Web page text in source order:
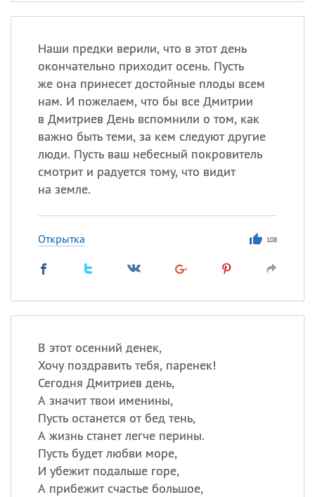
Наши предки верили, что в этот день
окончательно приходит осень. Пусть
же она принесет достойные плоды всем
нам. И пожелаем, что бы все Дмитрии
в Дмитриев День вспомнили о том, как
важно быть теми, за кем следуют другие
люди. Пусть ваш небесный покровитель
смотрит и радуется тому, что видит
на земле.
Открытка 108
В этот осенний денек,
Хочу поздравить тебя, паренек!
Сегодня Дмитриев день,
А значит твои именины,
Пусть останется от бед тень,
А жизнь станет легче перины.
Пусть будет любви море,
И убежит подальше горе,
А прибежит счастье большое,